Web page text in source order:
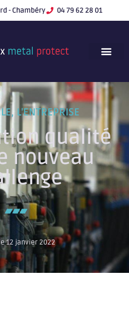
- Chambéry 04 79 62 28 01
, L'ENTREPRISE
qualité
nouveau
12 janvier 2022